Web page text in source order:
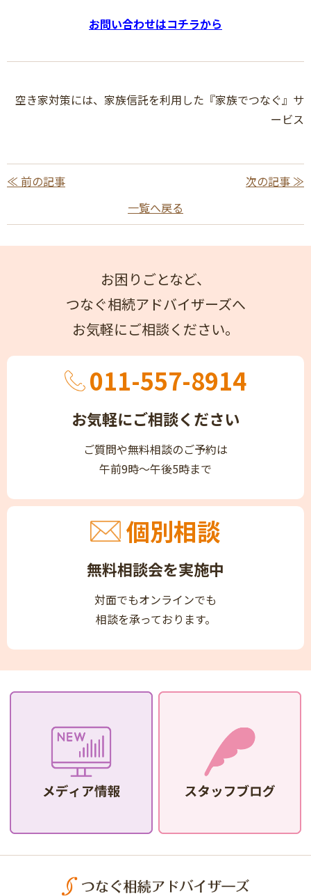
お問い合わせはコチラから
空き家対策には、家族信託を利用した『家族でつなぐ』サ
ービス
≪ 前の記事
次の記事 ≫
一覧へ戻る
お困りごとなど、
つなぐ相続アドバイザーズへ
お気軽にご相談ください。
011-557-8914
お気軽にご相談ください
ご質問や無料相談のご予約は
午前9時～午後5時まで
個別相談
無料相談会を実施中
対面でもオンラインでも
相談を承っております。